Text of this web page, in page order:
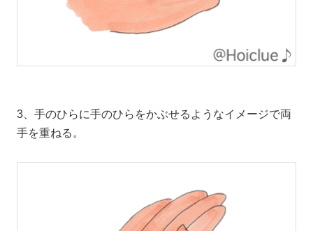
3、手のひらに手のひらをかぶせるようなイメージで両
手を重ねる。